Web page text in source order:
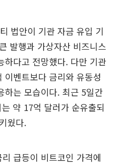
법안이 기관 자금 유입 기
발행과 가상자산 비즈니스
하다고 전망했다. 다만 기관
이벤트보다 금리와 유동성
하는 모습이다. 최근 5일간
약 17억 달러가 순유출되
웠다.
급등이 비트코인 가격에